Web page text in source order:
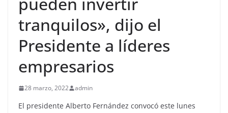
tranquilos», dijo el
Presidente a líderes
empresarios
28 marzo, 2022 admin
El presidente Alberto Fernández convocó este lunes